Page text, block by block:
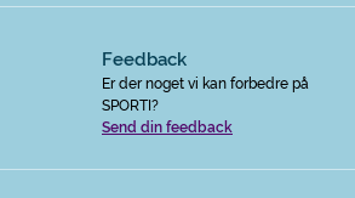
Feedback
Er der noget vi kan forbedre på
SPORTI?
Send din feedback